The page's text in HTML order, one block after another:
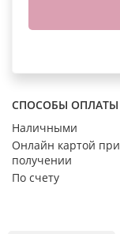
СПОСОБЫ ОПЛАТЫ
Наличными
Онлайн картой при
получении
По счету